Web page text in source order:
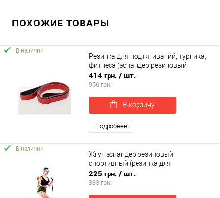
ПОХОЖИЕ ТОВАРЫ
В наличии
Резинка для подтягиваний, турника,
фитнеса (эспандер резиновый
спортивный) 2100x30 мм OSPORT (MS
2236-3)
414 грн. / шт.
956 грн.
В корзину
Подробнее
В наличии
Жгут эспандер резиновый
спортивный (резинка для
подтягивания, турника) 3500x40 мм
OSPORT (MS 2013)
225 грн. / шт.
383 грн.